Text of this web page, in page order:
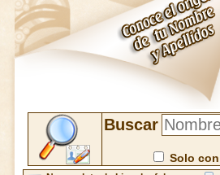
Buscar
Solo